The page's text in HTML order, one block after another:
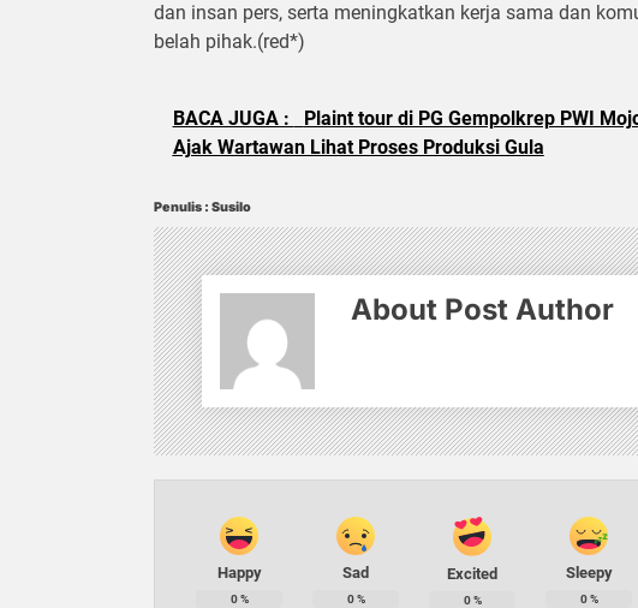
dan insan pers, serta meningkatkan kerja sama dan
belah pihak.(red*)
BACA JUGA :
Plaint tour di PG Gempolkrep PWI
Ajak Wartawan Lihat Proses Produksi Gula
Penulis : Susilo
About Post Author
Happy
0%
Sad
0%
Excited
0%
Sleepy
0%